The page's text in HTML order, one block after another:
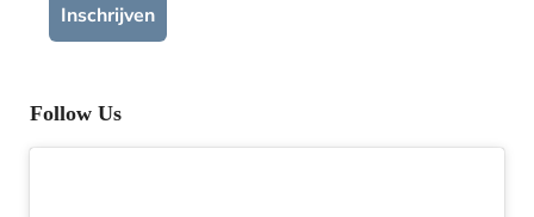
Inschrijven
Follow Us